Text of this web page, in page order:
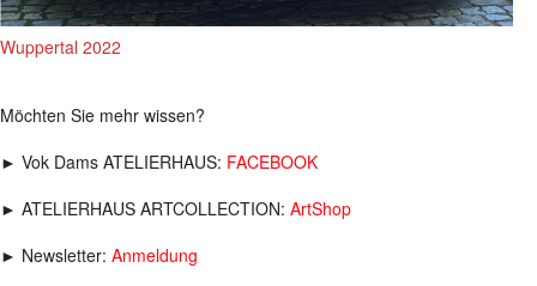
Wuppertal 2022
Möchten Sie mehr wissen?
► Vok Dams ATELIERHAUS: FACEBOOK
► ATELIERHAUS ARTCOLLECTION: ArtShop
► Newsletter: Anmeldung